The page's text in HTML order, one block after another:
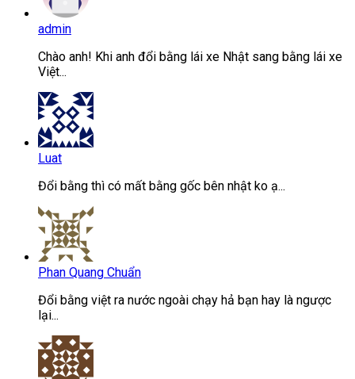
admin
Chào anh! Khi anh đổi bằng lái xe Nhật sang bằng lái xe
Việt...
Luat
Đổi bằng thì có mất bằng gốc bên nhật ko ạ...
Phan Quang Chuẩn
Đổi bằng việt ra nước ngoài chạy hả bạn hay là ngược
lại...